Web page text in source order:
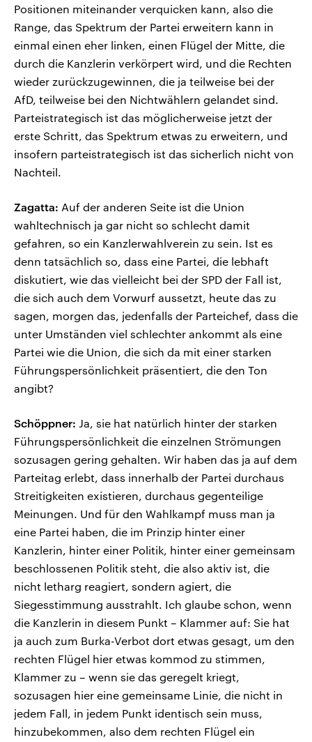
Positionen miteinander verquicken kann, also die
Range, das Spektrum der Partei erweitern kann in
einmal einen eher linken, einen Flügel der Mitte, die
durch die Kanzlerin verkörpert wird, und die Rechten
wieder zurückzugewinnen, die ja teilweise bei der
AfD, teilweise bei den Nichtwählern gelandet sind.
Parteistrategisch ist das möglicherweise jetzt der
erste Schritt, das Spektrum etwas zu erweitern, und
insofern parteistrategisch ist das sicherlich nicht von
Nachteil.
Zagatta: Auf der anderen Seite ist die Union
wahltechnisch ja gar nicht so schlecht damit
gefahren, so ein Kanzlerwahlverein zu sein. Ist es
denn tatsächlich so, dass eine Partei, die lebhaft
diskutiert, wie das vielleicht bei der SPD der Fall ist,
die sich auch dem Vorwurf aussetzt, heute das zu
sagen, morgen das, jedenfalls der Parteichef, dass die
unter Umständen viel schlechter ankommt als eine
Partei wie die Union, die sich da mit einer starken
Führungspersönlichkeit präsentiert, die den Ton
angibt?
Schöppner: Ja, sie hat natürlich hinter der starken
Führungspersönlichkeit die einzelnen Strömungen
sozusagen gering gehalten. Wir haben das ja auf dem
Parteitag erlebt, dass innerhalb der Partei durchaus
Streitigkeiten existieren, durchaus gegenteilige
Meinungen. Und für den Wahlkampf muss man ja
eine Partei haben, die im Prinzip hinter einer
Kanzlerin, hinter einer Politik, hinter einer gemeinsam
beschlossenen Politik steht, die also aktiv ist, die
nicht letharg reagiert, sondern agiert, die
Siegesstimmung ausstrahlt. Ich glaube schon, wenn
die Kanzlerin in diesem Punkt – Klammer auf: Sie hat
ja auch zum Burka-Verbot dort etwas gesagt, um den
rechten Flügel hier etwas kommod zu stimmen,
Klammer zu – wenn sie das geregelt kriegt,
sozusagen hier eine gemeinsame Linie, die nicht in
jedem Fall, in jedem Punkt identisch sein muss,
hinzubekommen, also dem rechten Flügel ein